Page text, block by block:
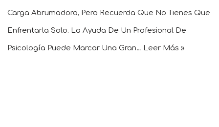
Carga Abrumadora, Pero Recuerda Que No Tienes Que
Enfrentarla Solo. La Ayuda De Un Profesional De
Psicología Puede Marcar Una Gran… Leer Más »